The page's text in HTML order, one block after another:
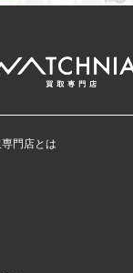
門店とは